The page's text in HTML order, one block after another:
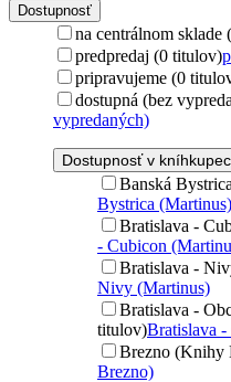
Dostupnosť
na centrálnom sklade
predpredaj (0 titulov)
pripravujeme (0
dostupná (bez
vypredaných)
Dostupnosť v
Banská
Bystrica (Martinus)
Bratislava -
- Cubicon
Bratislava -
Nivy (Martinus)
Bratislava -
titulov)Bratislava
Brezno (Knihy
Brezno)